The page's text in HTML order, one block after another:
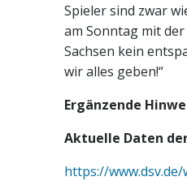
Spieler sind zwar
am Sonntag mit
Sachsen kein
wir alles geben!“
Ergänzende
Aktuelle Daten
https://